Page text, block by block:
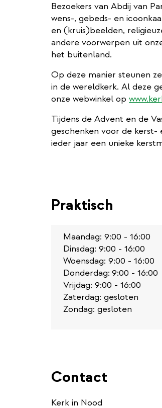
Bezoekers van Abdij van
wens-, gebeds- en
en (kruis)beelden,
andere voorwerpen uit
het buitenland.
Op deze manier steunen
in de wereldkerk. Al deze
onze webwinkel op
Tijdens de Advent en de
geschenken voor de kerst-
ieder jaar een unieke
Praktisch
Maandag: 9:00 - 16:00
Dinsdag: 9:00 - 16:00
Woensdag: 9:00 - 16:00
Donderdag: 9:00 - 16:00
Vrijdag: 9:00 - 16:00
Zaterdag: gesloten
Zondag: gesloten
Contact
Kerk in Nood